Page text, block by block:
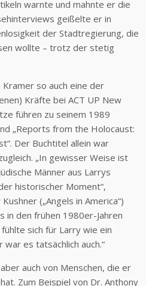
warnte und mahnte er die
geißelte er in
der Stadtregierung, die
wollte – trotz der stetig
so auch eine der
Kräfte bei ACT UP New
führen zu seinem 1989
„Reports from the Holocaust:
Der Buchtitel allein war
„In gewisser Weise ist
Männer aus Larrys
historischer Moment“,
(„Angels in America“)
in den frühen 1980er-Jahren
sich für Larry wie ein
es tatsächlich auch.“
auch von Menschen, die er
Zum Beispiel von Dr. Anthony